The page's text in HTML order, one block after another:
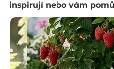
inspirují nebo vám